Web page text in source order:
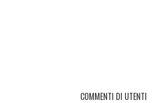
COMMENTI DI UTENTI